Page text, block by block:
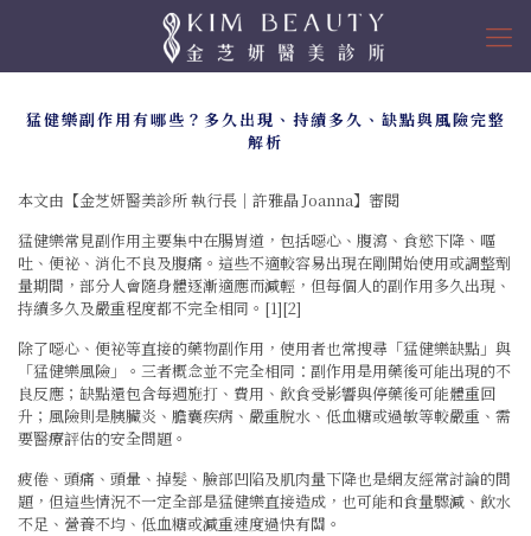
猛健樂副作用有哪些？多久出現、持續多久、缺點與風險完整
解析
本文由【金芝妍醫美診所 執行長｜許雅晶 Joanna】審閱
猛健樂常見副作用主要集中在腸胃道，包括噁心、腹瀉、食慾下降、嘔
吐、便祕、消化不良及腹痛。這些不適較容易出現在剛開始使用或調整劑
量期間，部分人會隨身體逐漸適應而減輕，但每個人的副作用多久出現、
持續多久及嚴重程度都不完全相同。[1][2]
除了噁心、便祕等直接的藥物副作用，使用者也常搜尋「猛健樂缺點」與
「猛健樂風險」。三者概念並不完全相同：副作用是用藥後可能出現的不
良反應；缺點還包含每週施打、費用、飲食受影響與停藥後可能體重回
升；風險則是胰臟炎、膽囊疾病、嚴重脫水、低血糖或過敏等較嚴重、需
要醫療評估的安全問題。
疲倦、頭痛、頭暈、掉髮、臉部凹陷及肌肉量下降也是網友經常討論的問
題，但這些情況不一定全部是猛健樂直接造成，也可能和食量驟減、飲水
不足、營養不均、低血糖或減重速度過快有關。